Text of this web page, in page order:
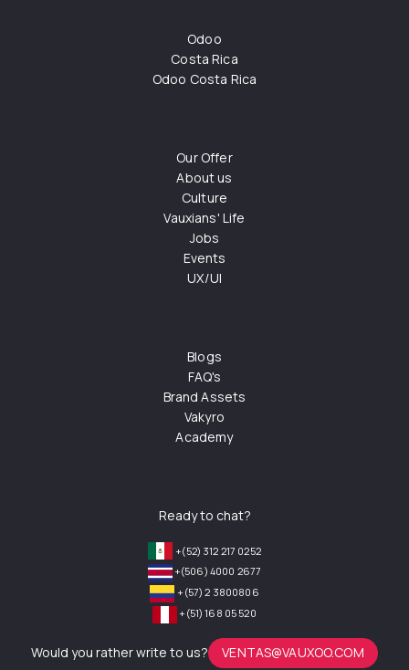
Odoo
Costa Rica
Odoo Costa Rica
Our Offer
About us
Culture
Vauxians' Life
Jobs
Events
UX/UI
Blogs
FAQ's
Brand Assets
Vakyro
Academy
Ready to chat?
+(52) 312 217 0252
+(506) 4000 2677
+(57) 2 3800806
+(51) 168 05 520
Would you rather write to us? VENTAS@VAUXOO.COM